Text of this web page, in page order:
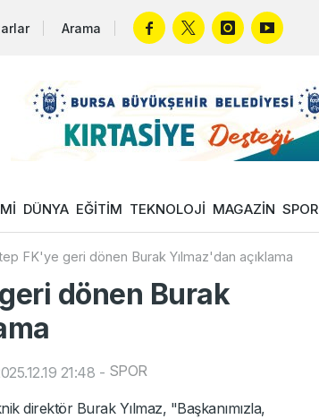
Arama
DÜNYA EĞİTİM TEKNOLOJİ MAGAZİN SPOR
FK'ye geri dönen Burak Yılmaz'dan açıklama
dönen Burak
21:48 - SPOR
direktör Burak Yılmaz, "Başkanımızla,